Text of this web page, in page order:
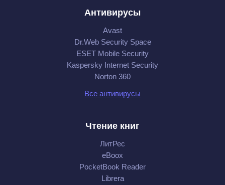
Антивирусы
Avast
Dr.Web Security Space
ESET Mobile Security
Kaspersky Internet Security
Norton 360
Все антивирусы
Чтение книг
ЛитРес
eBoox
PocketBook Reader
Librera